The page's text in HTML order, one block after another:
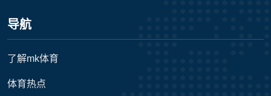
导航
了解mk体育
体育热点